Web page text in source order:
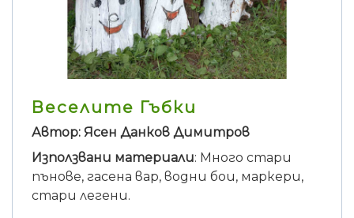
Веселите Гъбки
Автор: Ясен Данков Димитров
Използвани материали: Много стари
пънове, гасена вар, водни бои, маркери,
стари легени.